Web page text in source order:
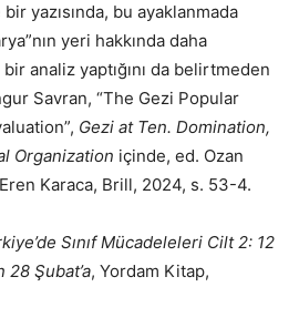
yazısında, bu ayaklanmada
yeri hakkında daha
analiz yaptığını da belirtmeden
Savran, “The Gezi Popular
Gezi at Ten. Domination,
Organization içinde, ed. Ozan
Karaca, Brill, 2024, s. 53-4.
Sınıf Mücadeleleri Cilt 2: 12
28 Şubat’a, Yordam Kitap,